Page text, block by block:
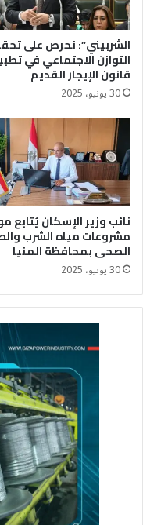
الشربيني”: نحرص على
التوازن الاجتماعي في
قانون الإيجار القديم
30 يونيو، 2025
نائب وزير الإسكان يُتابع
مشروعات مياه الشرب
الصحى بمحافظة المنيا
30 يونيو، 2025